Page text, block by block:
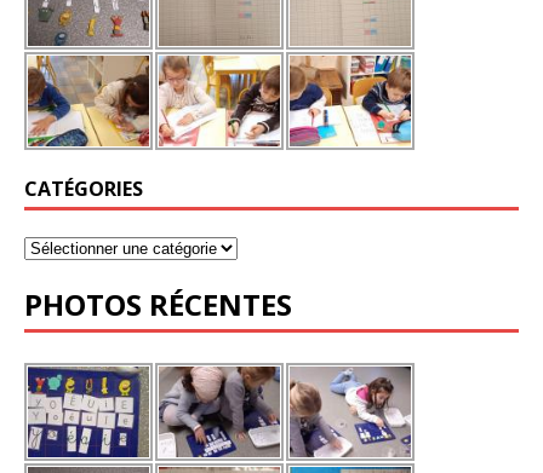
CATÉGORIES
PHOTOS RÉCENTES